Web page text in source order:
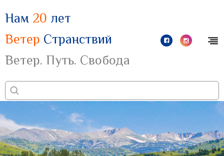
Нам 20 лет
Ветер Странствий
Ветер. Путь. Свобода